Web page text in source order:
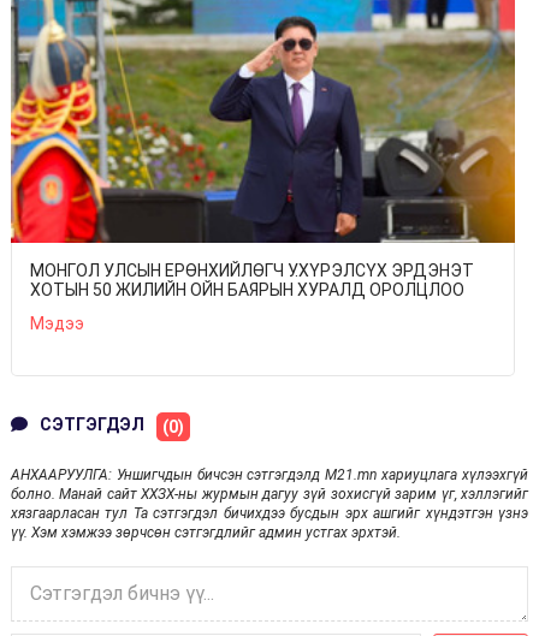
МОНГОЛ УЛСЫН ЕРӨНХИЙЛӨГЧ У.ХҮРЭЛСҮХ ЭРДЭНЭТ
ХОТЫН 50 ЖИЛИЙН ОЙН БАЯРЫН ХУРАЛД ОРОЛЦЛОО
Мэдээ
СЭТГЭГДЭЛ (0)
АНХААРУУЛГА: Уншигчдын бичсэн сэтгэгдэлд M21.mn хариуцлага хүлээхгүй
болно. Манай сайт ХХЗХ-ны журмын дагуу зүй зохисгүй зарим үг, хэллэгийг
хязгаарласан тул Та сэтгэгдэл бичихдээ бусдын эрх ашгийг хүндэтгэн үзнэ
үү. Хэм хэмжээ зөрчсөн сэтгэгдлийг админ устгах эрхтэй.